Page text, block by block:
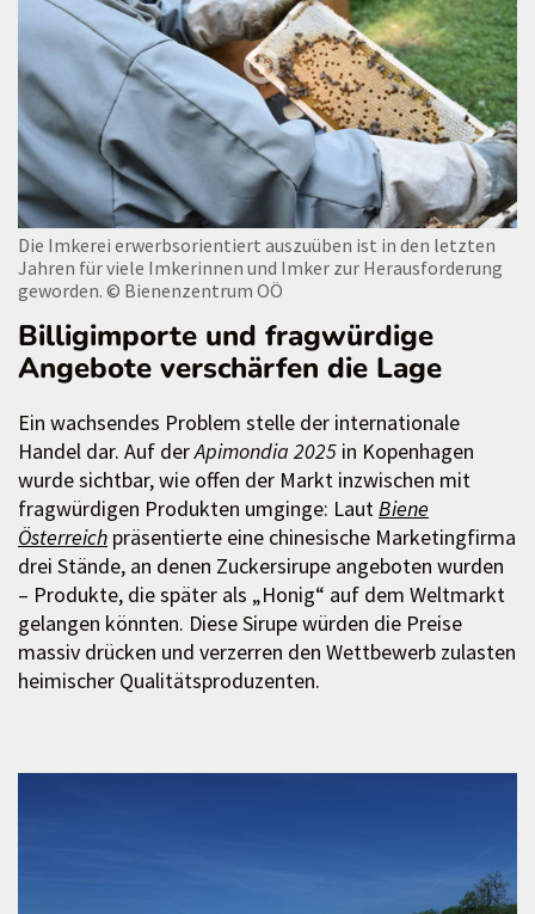
Die Imkerei erwerbsorientiert auszuüben ist in den letzten
Jahren für viele Imkerinnen und Imker zur Herausforderung
geworden. © Bienenzentrum OÖ
Billigimporte und fragwürdige
Angebote verschärfen die Lage
Ein wachsendes Problem stelle der internationale
Handel dar. Auf derApimondia 2025 in Kopenhagen
wurde sichtbar, wie offen der Markt inzwischen mit
fragwürdigen Produkten umginge: LautBiene
Österreich präsentierte eine chinesische Marketingfirma
drei Stände, an denen Zuckersirupe angeboten wurden
– Produkte, die später als „Honig“ auf dem Weltmarkt
gelangen könnten. Diese Sirupe würden die Preise
massiv drücken und verzerren den Wettbewerb zulasten
heimischer Qualitätsproduzenten.